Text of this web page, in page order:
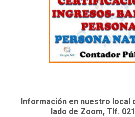
Información en nuestro local
lado de Zoom, Tlf.